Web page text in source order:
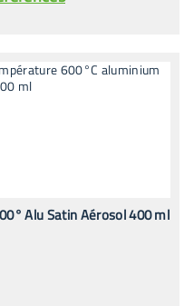
Alu Satin Aérosol 400 ml